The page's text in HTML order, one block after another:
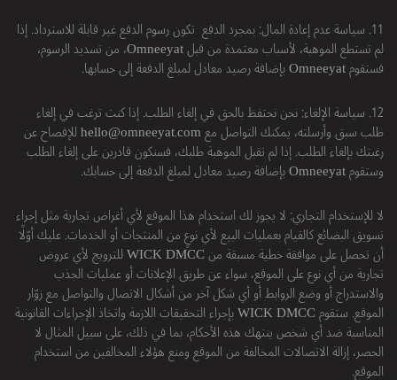
11. سياسة عدم إعادة المال: بمجرد الدفع تكون رسوم الدفع غير قابلة للاسترداد. إذا
لم تستطع الموهبة، لأسباب معتمدة من قبل Omneeyat، من تسديد الرسوم،
فستقوم Omneeyat بإضافة رصيد معادل لمبلغ الدفعة إلى حسابها.
12. سياسة الإلغاء: نحن نحتفظ بالحق في إلغاء الطلب. إذا كنت ترغب في إلغاء
طلب سبق وأرسلته، يمكنك التواصل معhello@omneeyat.comللإفصاح عن
رغبتك بإلغاء الطلب. إذا لم تقبل الموهبة طلبك، فسنكون قادرين على إلغاء الطلب
وستقوم Omneeyat بإضافة رصيد معادل لمبلغ الدفعة إلى حسابك.
لا للإستخدام التجاري: لا يجوز لك استخدام هذا الموقع لأي أغراض تجارية مثل إجراء
تسويق البضائع كالقيام بعمليات البيع لأي نوعٍ من المنتجات أو الخدمات. عليك أوّلًا
أن تحصل على موافقة خطية مسبقة من WICK DMCC للترويج لأي عروض
تجارية من أي نوع على الموقع، سواء عن طريق الإعلانات أو عمليات الجذب
والاستدراج أو وضع الروابط أو أي شكل آخر من أشكال الاتصال والتواصل مع زوّار
الموقع. ستقوم WICK DMCC بإجراء التحقيقات اللازمة واتخاذ الإجراءات القانونية
المناسبة ضد أي شخص ينتهك هذه الأحكام، بما في ذلك، على سبيل المثال لا
الحصر، إزالة الاتصالات المخالفة من الموقع ومنع هؤلاء المخالفين من استخدام
الموقع.